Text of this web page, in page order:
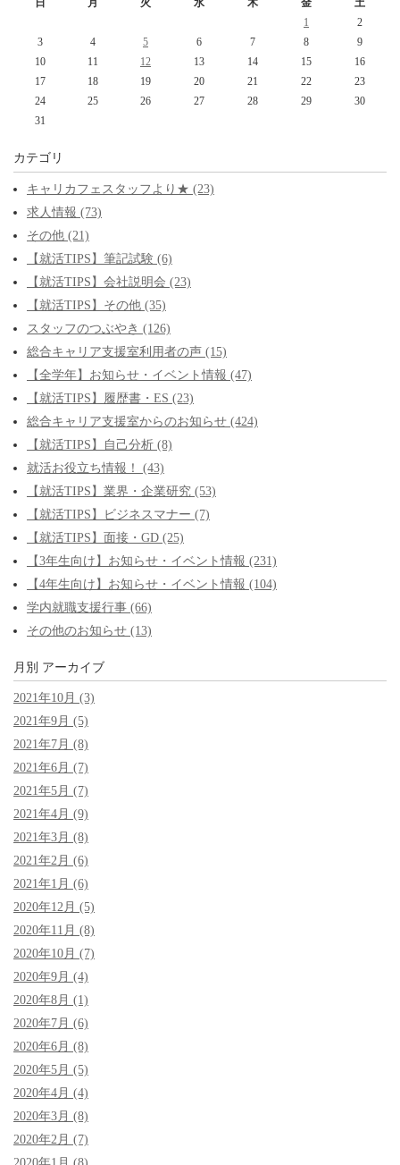
日 月 火 水 木 金
土
1
2
3
4 5 6 7 8
9
10
11 12 13 14 15
16
17
18 19 20 21 22
23
24
25 26 27 28 29
30
31
カテゴリ
キャリカフェスタッフより★ (23)
求人情報 (73)
その他 (21)
【就活TIPS】筆記試験 (6)
【就活TIPS】会社説明会 (23)
【就活TIPS】その他 (35)
スタッフのつぶやき (126)
総合キャリア支援室利用者の声 (15)
【全学年】お知らせ・イベント情報 (47)
【就活TIPS】履歴書・ES (23)
総合キャリア支援室からのお知らせ (424)
【就活TIPS】自己分析 (8)
就活お役立ち情報！ (43)
【就活TIPS】業界・企業研究 (53)
【就活TIPS】ビジネスマナー (7)
【就活TIPS】面接・GD (25)
【3年生向け】お知らせ・イベント情報 (231)
【4年生向け】お知らせ・イベント情報 (104)
学内就職支援行事 (66)
その他のお知らせ (13)
月別 アーカイブ
2021年10月 (3)
2021年9月 (5)
2021年7月 (8)
2021年6月 (7)
2021年5月 (7)
2021年4月 (9)
2021年3月 (8)
2021年2月 (6)
2021年1月 (6)
2020年12月 (5)
2020年11月 (8)
2020年10月 (7)
2020年9月 (4)
2020年8月 (1)
2020年7月 (6)
2020年6月 (8)
2020年5月 (5)
2020年4月 (4)
2020年3月 (8)
2020年2月 (7)